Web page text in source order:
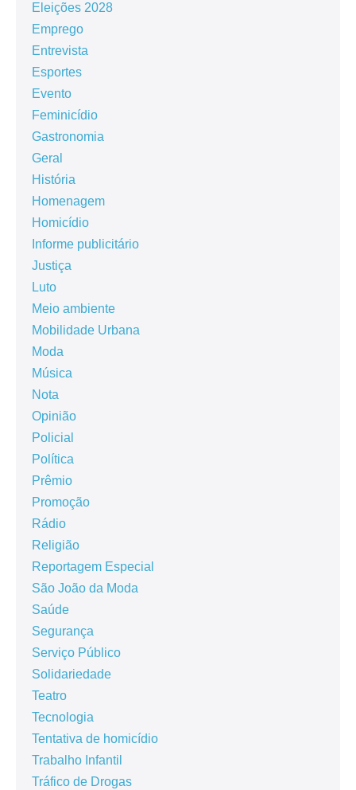
Eleições 2028
Emprego
Entrevista
Esportes
Evento
Feminicídio
Gastronomia
Geral
História
Homenagem
Homicídio
Informe publicitário
Justiça
Luto
Meio ambiente
Mobilidade Urbana
Moda
Música
Nota
Opinião
Policial
Política
Prêmio
Promoção
Rádio
Religião
Reportagem Especial
São João da Moda
Saúde
Segurança
Serviço Público
Solidariedade
Teatro
Tecnologia
Tentativa de homicídio
Trabalho Infantil
Tráfico de Drogas